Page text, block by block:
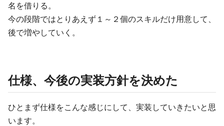
名を借りる。
今の段階ではとりあえず１～２個のスキルだけ用意して、
後で増やしていく。
仕様、今後の実装方針を決めた
ひとまず仕様をこんな感じにして、実装していきたいと思
います。